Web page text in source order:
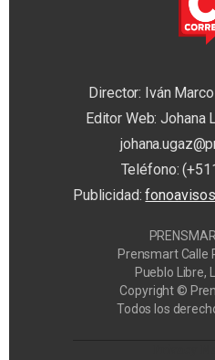
Director: Iván
Editor Web: Johana
Teléfono:
Publicidad:
Prensmart Calle
Pueblo Libre,
Copyright ©
Todos los